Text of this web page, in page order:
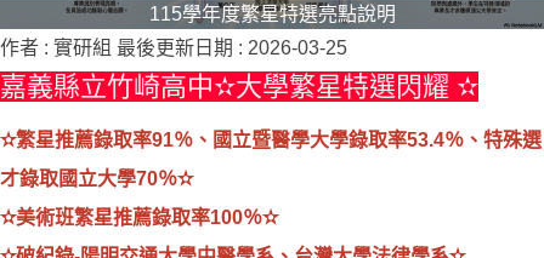
115學年度繁星特選亮點說明
作者 : 實研組 最後更新日期 : 2026-03-25
嘉義縣立竹崎高中✫大學繁星特選閃耀 ✫
✫繁星推薦錄取率91％、國立暨醫學大學錄取率53.4％、特殊選
才錄取國立大學70％✫
✫美術班繁星推薦錄取率100％✫